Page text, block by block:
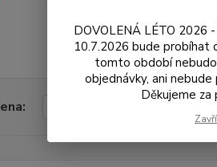
DOVOLENÁ LÉTO 2026
10.7.2026 bude probíhat
tomto období
objednávky, ani
Děkujeme za